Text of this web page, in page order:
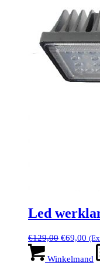
Led
€129,00
was:
€69,00
is:
Winkelmand